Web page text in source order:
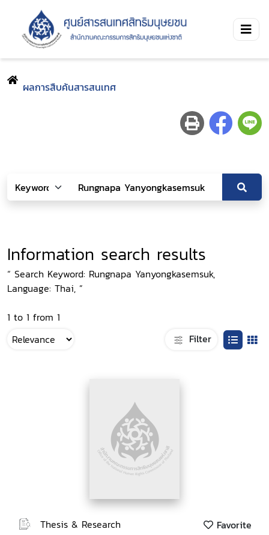
ผลการสืบค้นสารสนเทศ
Information search results
“ Search Keyword: Rungnapa Yanyongkasemsuk,
Language: Thai, ”
1 to 1 from 1
Filter
Thesis & Research Favorite